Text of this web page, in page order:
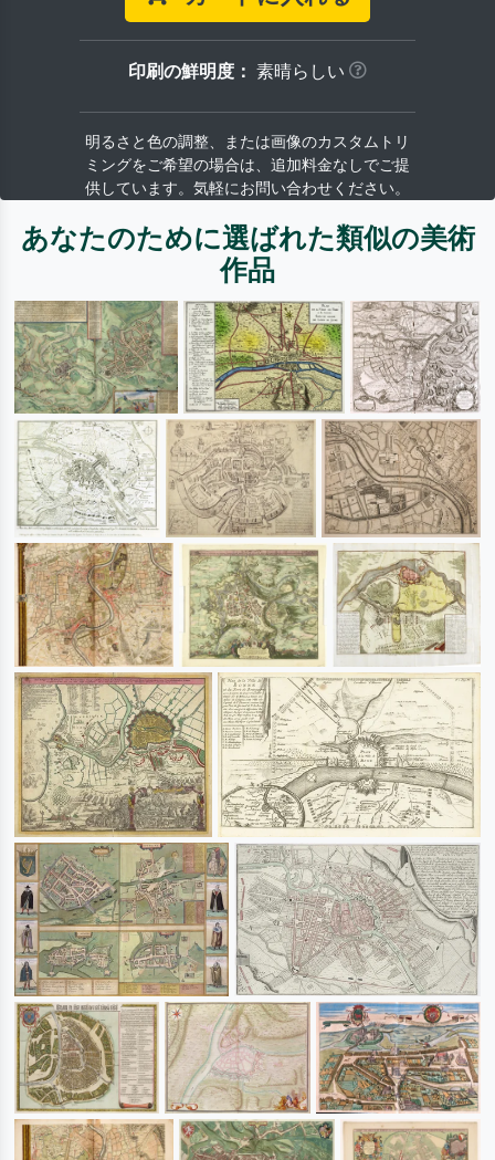
印刷の鮮明度： 素晴らしい
明るさと色の調整、または画像のカスタムトリ
ミングをご希望の場合は、追加料金なしでご提
供しています。気軽にお問い合わせください。
あなたのために選ばれた類似の美術
作品